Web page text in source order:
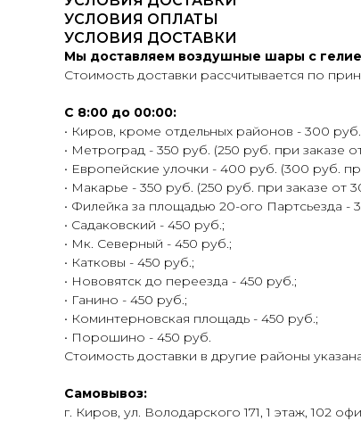
УСЛОВИЯ ОПЛАТЫ
УСЛОВИЯ ДОСТАВКИ
Мы доставляем воздушные шары с
Стоимость доставки рассчитывается по
С 8:00 до 00:00:
• Киров, кроме отдельных районов - 300
• Метроград - 350 руб. (250 руб. при заказе
• Европейские улочки - 400 руб. (300 руб.
• Макарье - 350 руб. (250 руб. при заказе от
• Филейка за площадью 20-ого Партсьезда -
• Садаковский - 450 руб.;
• Мк. Северный - 450 руб.;
• Катковы - 450 руб.;
• Нововятск до переезда - 450 руб.;
• Ганино - 450 руб.;
• Коминтерновская площадь - 450 руб.;
• Порошино - 450 руб.
Стоимость доставки в другие районы
Самовывоз:
г. Киров, ул. Володарского 171, 1 этаж, 102